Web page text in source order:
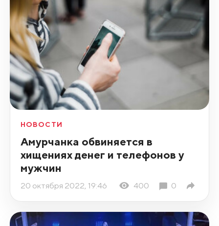
НОВОСТИ
Амурчанка обвиняется в
хищениях денег и телефонов у
мужчин
20 октября 2022, 19:46 400 0